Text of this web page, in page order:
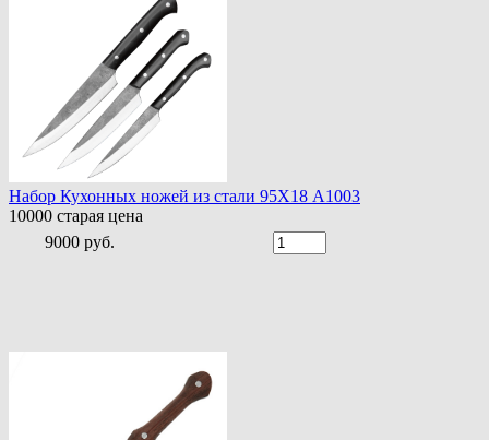
Набор Кухонных ножей из стали 95Х18 A1003
10000 старая цена
9000 руб.